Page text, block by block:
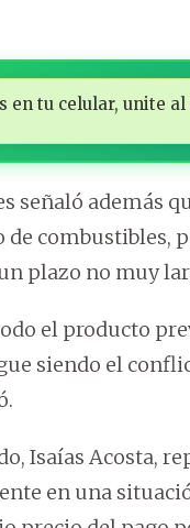
en tu celular, unite
señaló además
combustibles,
plazo no muy
el producto
siendo el
Isaías Acosta,
en una